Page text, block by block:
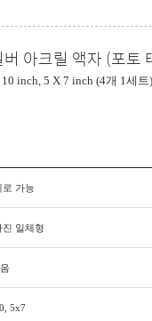
아크릴 액자 (포토
inch, 5 X 7 inch (4개 1세트)
로 가능
일체형
5x7